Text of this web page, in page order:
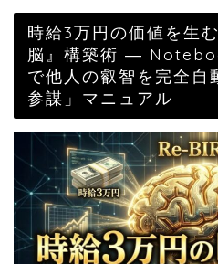
時給3万円の価値を生
脳』構築術 ―
で他人の叡智を完全自
参謀」マニュアル